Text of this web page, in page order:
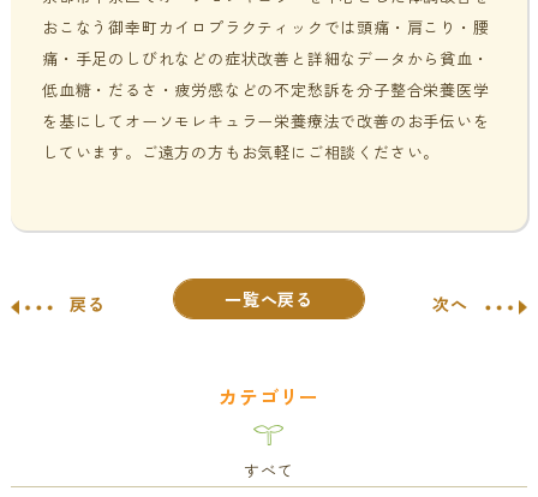
おこなう御幸町カイロプラクティックでは頭痛・肩こり・腰
痛・手足のしびれなどの症状改善と詳細なデータから貧血・
低血糖・だるさ・疲労感などの不定愁訴を分子整合栄養医学
を基にしてオーソモレキュラー栄養療法で改善のお手伝いを
しています。ご遠方の方もお気軽にご相談ください。
戻る 一覧へ戻る 次へ
カテゴリー
すべて